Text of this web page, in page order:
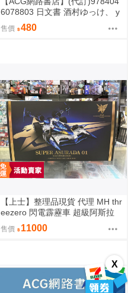
X
6078803 日文書 酒村ゆっけ、 y
ukke sakamura「明るい夜に、
星を探して」
售價 480
【上士】整理品現貨 代理 MH thr
eezero 閃電霹靂車 超級阿斯拉
完全變形 無壓克力盒 請詳閱內文
售價 11000